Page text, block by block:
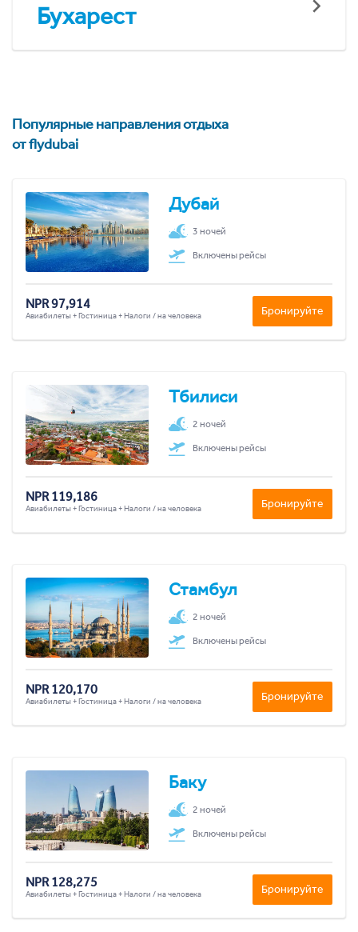
Бухарест
Популярные направления отдыха
от flydubai
Дубай
3 ночей
Включены рейсы
NPR 97,914
Авиабилеты + Гостиница + Налоги / на человека Бронируйте
Тбилиси
2 ночей
Включены рейсы
NPR 119,186
Авиабилеты + Гостиница + Налоги / на человека Бронируйте
Стамбул
2 ночей
Включены рейсы
NPR 120,170
Авиабилеты + Гостиница + Налоги / на человека Бронируйте
Баку
2 ночей
Включены рейсы
NPR 128,275
Авиабилеты + Гостиница + Налоги / на человека Бронируйте